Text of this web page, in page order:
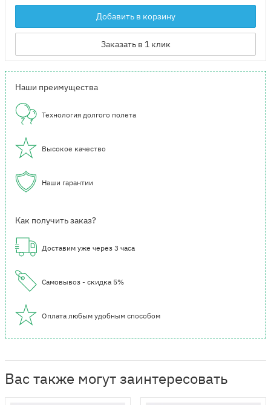
Добавить в корзину
Заказать в 1 клик
Наши преимущества
Технология долгого полета
Высокое качество
Наши гарантии
Как получить заказ?
Доставим уже через 3 часа
Самовывоз - скидка 5%
Оплата любым удобным способом
Вас также могут заинтересовать